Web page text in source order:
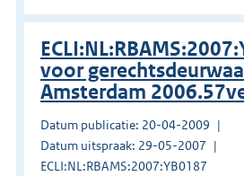
voor
Amsterdam
Datum publicatie: 20-04-2009
Datum uitspraak: 29-05-2007
ECLI:NL:RBAMS:2007:YB0187